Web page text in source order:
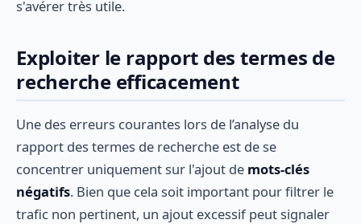
s'avérer très utile.
Exploiter le rapport des termes de
recherche efficacement
Une des erreurs courantes lors de l’analyse du
rapport des termes de recherche est de se
concentrer uniquement sur l'ajout de mots-clés
négatifs. Bien que cela soit important pour filtrer le
trafic non pertinent, un ajout excessif peut signaler